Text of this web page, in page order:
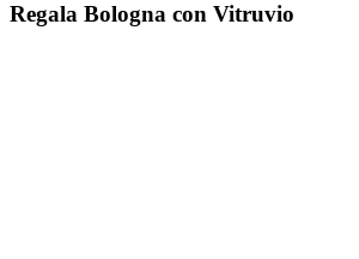
Regala Bologna con Vitruvio